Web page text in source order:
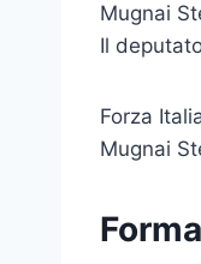
Mugnai
Il
Forza
Mugnai